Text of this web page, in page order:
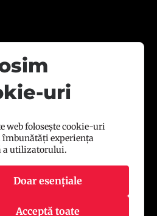
uri
web folosește cookie-uri
îmbunătăți experiența
a utilizatorului.
Doar esențiale
Acceptă toate